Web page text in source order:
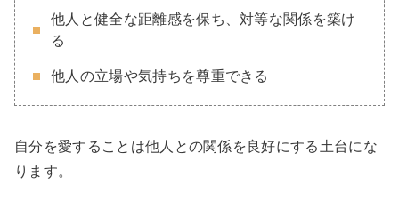
他人と健全な距離感を保ち、対等な関係を築け
る
他人の立場や気持ちを尊重できる
自分を愛することは他人との関係を良好にする土台にな
ります。